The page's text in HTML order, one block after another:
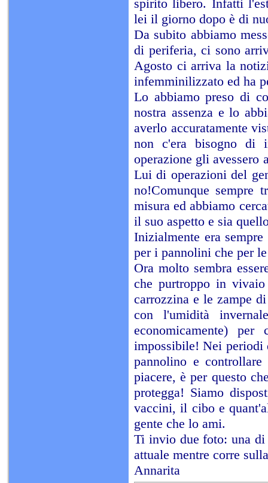
spirito libero. Infatti
lei il giorno dopo è di
Da subito abbiamo
di periferia, ci sono
Agosto ci arriva la
infemminilizzato ed ha
Lo abbiamo preso di
nostra assenza e lo
averlo accuratamente
non c'era bisogno di
operazione gli avessero
Lui di operazioni del
no!Comunque sempre
misura ed abbiamo
il suo aspetto e sia
Inizialmente era
per i pannolini che per
Ora molto sembra
che purtroppo in
carrozzina e le zampe
con l'umidità
economicamente)
impossibile! Nei periodi
pannolino e
piacere, è per questo
protegga! Siamo
vaccini, il cibo e
gente che lo ami.
Ti invio due foto: una di
attuale mentre corre
Annarita